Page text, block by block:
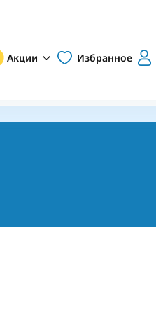
Акции Избранное